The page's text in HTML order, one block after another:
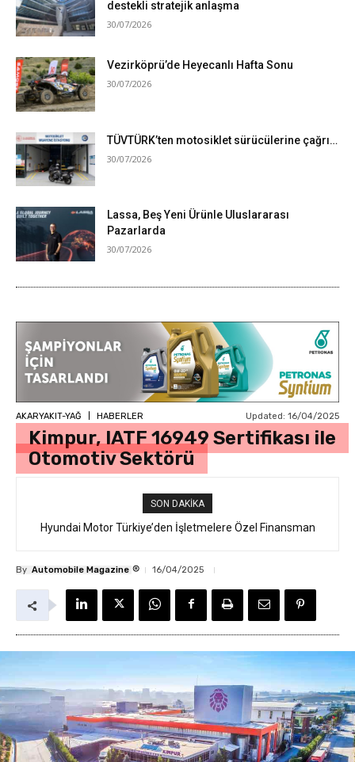
destekli stratejik anlaşma
30/07/2026
Vezirköprü’de Heyecanlı Hafta Sonu
30/07/2026
TÜVTÜRK’ten motosiklet sürücülerine çağrı…
30/07/2026
Lassa, Beş Yeni Ürünle Uluslararası
Pazarlarda
30/07/2026